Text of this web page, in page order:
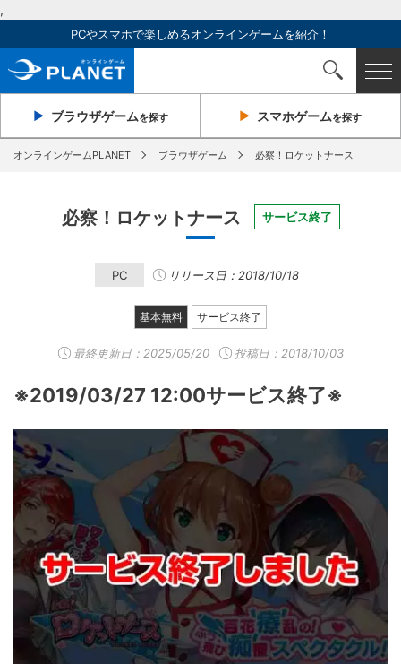
,
PCやスマホで楽しめるオンラインゲームを紹介！
ブラウザゲームを探す スマホゲームを探す
オンラインゲームPLANET ブラウザゲーム 必察！ロケットナース
必察！ロケットナース サービス終了
PC リリース日：2018/10/18
基本無料 サービス終了
最終更新日： 2025/05/20 投稿日：2018/10/03
※2019/03/27 12:00サービス終了※